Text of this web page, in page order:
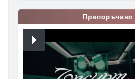
Препоръчано